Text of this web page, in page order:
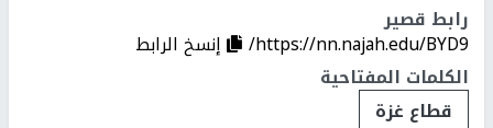
رابط قصير
https://nn.najah.edu/BYD9/
إنسخ الرابط
الكلمات المفتاحية
قطاع غزة